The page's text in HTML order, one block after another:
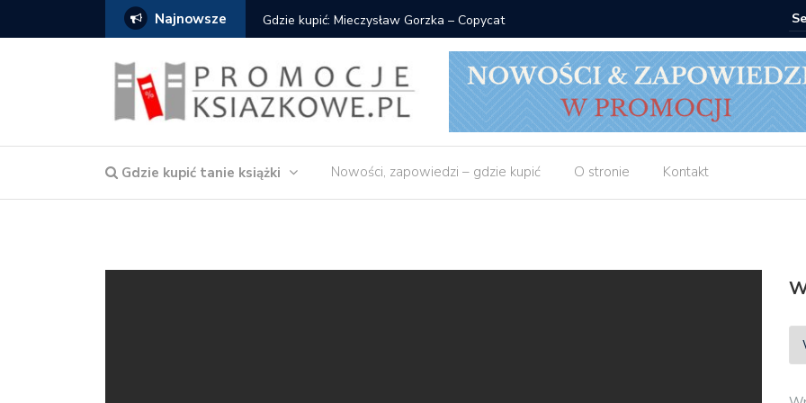
Najnowsze
Gdzie kupić: Mieczysław Gorzka – Copycat Znak: książki od 2,90
Gdzie kupić tanie książki Nowości, zapowiedzi – gdzie kupić O stronie Kontakt